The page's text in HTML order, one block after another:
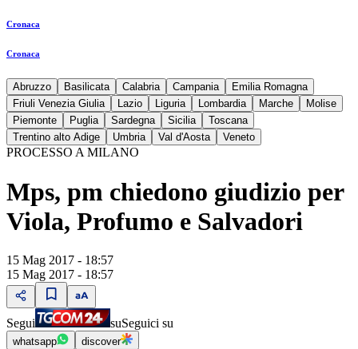
Cronaca
Cronaca
Abruzzo Basilicata Calabria Campania
Emilia Romagna
Friuli Venezia Giulia
Lazio Liguria Lombardia Marche
Molise
Piemonte
Puglia Sardegna Sicilia
Toscana
Trentino alto Adige
Umbria Val d'Aosta Veneto
PROCESSO A MILANO
Mps, pm chiedono giudizio per
Viola, Profumo e Salvadori
15 Mag 2017 - 18:57
15 Mag 2017 - 18:57
Segui suSeguici su
whatsapp discover